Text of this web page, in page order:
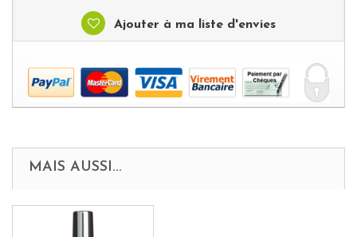
Ajouter à ma liste d'envies
MAIS AUSSI...